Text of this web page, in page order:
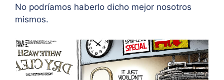
No podríamos haberlo dicho mejor nosotros
mismos.